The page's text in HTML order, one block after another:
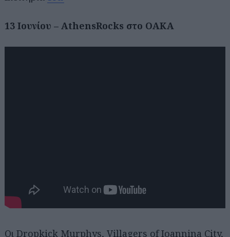
13 Iουνίου – AthensRocks στο ΟΑΚΑ
Οι Dropkick Murphys, Villagers of Ioannina City,